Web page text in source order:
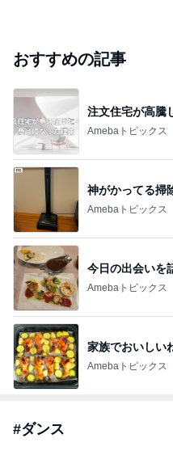
おすすめの記事
注文住宅が高騰
Amebaトピックス
神がかってる掃
Amebaトピックス
今日の出会いを
Amebaトピックス
家族でおいしい
Amebaトピックス
#ダンス